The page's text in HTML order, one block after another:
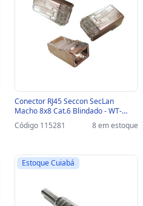
Conector RJ45 Seccon SecLan
Macho 8x8 Cat.6 Blindado - WT-
6066-SOLID - Pacote com 100
unidades - WT-6066-SOLID
Código 115281 8 em estoque
Estoque Cuiabá